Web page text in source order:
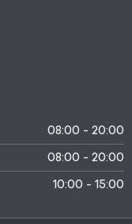
08:00 - 20:00
08:00 - 20:00
10:00 - 15:00